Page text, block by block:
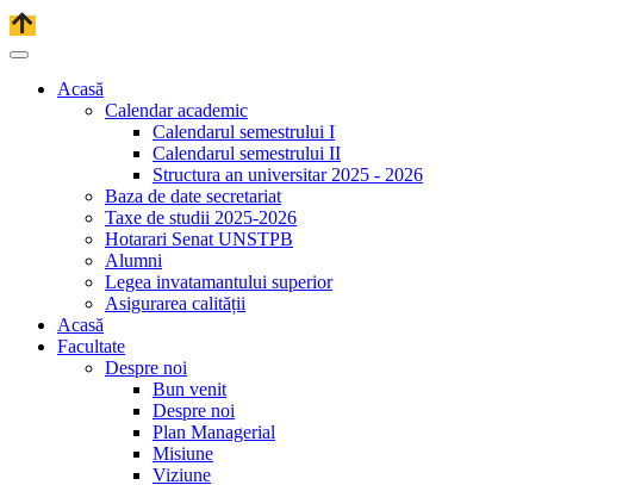
Acasă
Calendar academic
Calendarul semestrului I
Calendarul semestrului II
Structura an universitar 2025 - 2026
Baza de date secretariat
Taxe de studii 2025-2026
Hotarari Senat UNSTPB
Alumni
Legea invatamantului superior
Asigurarea calității
Acasă
Facultate
Despre noi
Bun venit
Despre noi
Plan Managerial
Misiune
Viziune